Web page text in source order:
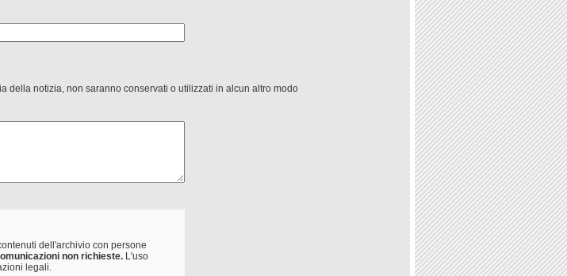
della notizia, non saranno conservati o utilizzati in alcun altro modo
dell'archivio con persone
non richieste.L'uso
legali.